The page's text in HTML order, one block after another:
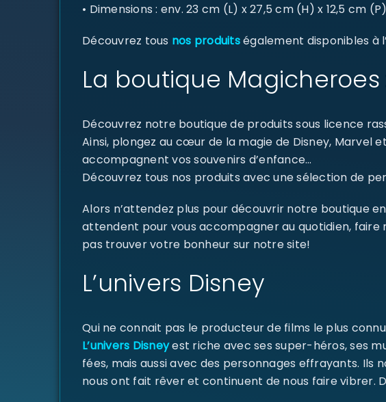
SE
Mot de
• Dimensions : env. 23 cm (L) x 27,5 cm (H) x 12,5 cm (P)
Découvrez tous nos produitségalement disponibles à
La boutique
Découvrez notre boutique de produits sous licence
Ainsi, plongez au cœur de la magie de Disney,
accompagnent vos souvenirs d’enfance…
Découvrez tous nos produits avec une sélection de
Alors n’attendez plus pour découvrir notre boutique
attendent pour vous accompagner au quotidien,
pas trouver votre bonheur sur notre site!
L’univers Disney
Qui ne connait pas le producteur de films le plus
L’univers Disneyest riche avec ses super-héros, ses
fées, mais aussi avec des personnages effrayants. Ils
nous ont fait rêver et continuent de nous faire vibrer.